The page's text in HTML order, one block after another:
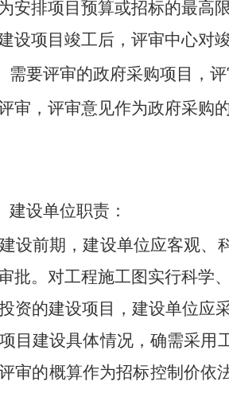
安排项目预算或招标的最高
设项目竣工后，评审中心对
需要评审的政府采购项目，
审，评审意见作为政府采购
建设单位职责：
建设前期，建设单位应客观
批。对工程施工图实行科学
投资的建设项目，建设单位
项目建设具体情况，确需采
审的概算作为招标控制价依